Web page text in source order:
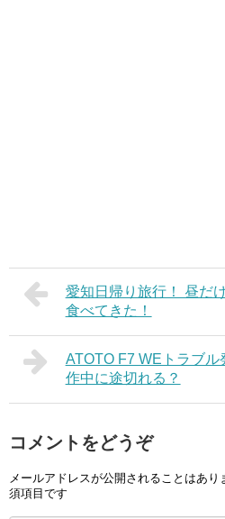
愛知日帰り旅行！ 昼だ
食べてきた！
ATOTO F7 WEトラブ
作中に途切れる？
コメントをどうぞ
メールアドレスが公開されることはあり
須項目です